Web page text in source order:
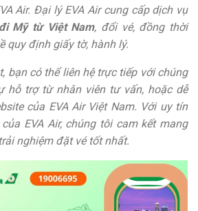
Air. Đại lý EVA Air cung cấp dịch vụ
Mỹ từ Việt Nam, đổi vé, đồng thời
quy định giấy tờ, hành lý.
bạn có thể liên hệ trực tiếp với chúng
hỗ trợ từ nhân viên tư vấn, hoặc dễ
của EVA Air Việt Nam. Với uy tín
EVA Air, chúng tôi cam kết mang
nghiệm đặt vé tốt nhất.